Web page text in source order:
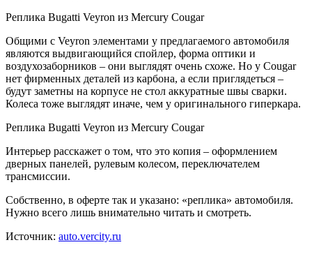
Реплика Bugatti Veyron из Mercury Cougar
Общими c Veyron элементами у предлагаемого автомобиля
являются выдвигающийся спойлер, форма оптики и
воздухозаборников – они выглядят очень схоже. Но у Cougar
нет фирменных деталей из карбона, а если приглядеться –
будут заметны на корпусе не стол аккуратные швы сварки.
Колеса тоже выглядят иначе, чем у оригинального гиперкара.
Реплика Bugatti Veyron из Mercury Cougar
Интерьер расскажет о том, что это копия – оформлением
дверных панелей, рулевым колесом, переключателем
трансмиссии.
Собственно, в оферте так и указано: «реплика» автомобиля.
Нужно всего лишь внимательно читать и смотреть.
Источник: auto.vercity.ru